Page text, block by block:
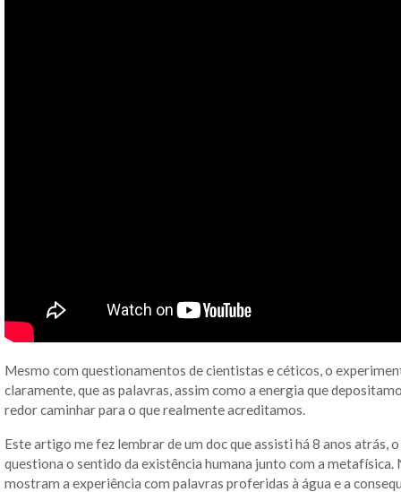
Mesmo com questionamentos de cientistas e céticos, o
claramente, que as palavras, assim como a energia que
redor caminhar para o que realmente acreditamos.
Este artigo me fez lembrar de um doc que assisti há 8 anos atrás, o
questiona o sentido da existência humana junto com a metafísica.
mostram a experiência com palavras proferidas à água e a